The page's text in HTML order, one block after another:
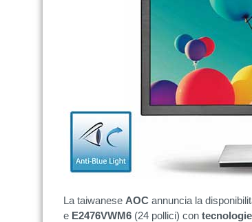
La taiwanese AOC annuncia la
e E2476VWM6 (24 pollici) con